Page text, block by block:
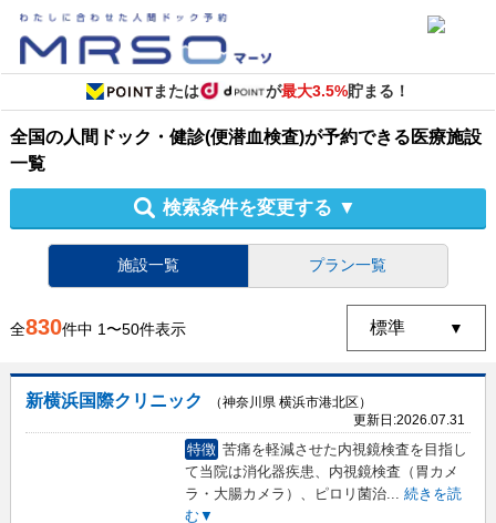
または が最大3.5%貯まる！
全国の人間ドック・健診(便潜血検査)が予約できる医療施設
一覧
検索条件を変更する ▼
施設一覧 プラン一覧
全830件中 1〜50件表示
新横浜国際クリニック
（神奈川県 横浜市港北区）
更新日:2026.07.31
特徴 苦痛を軽減させた内視鏡検査を目指し
て当院は消化器疾患、内視鏡検査（胃カメ
ラ・大腸カメラ）、ピロリ菌治... 続きを読
む▼